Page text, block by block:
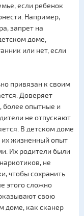
если ребенок
Например,
запрет на
доме,
или нет, если
привязан к своим
Доверяет
более опытные и
не отпускают
В детском доме
их жизненный опыт
Их родители были
не
чтобы сохранить
этого сложно
свою
доме, как сканер